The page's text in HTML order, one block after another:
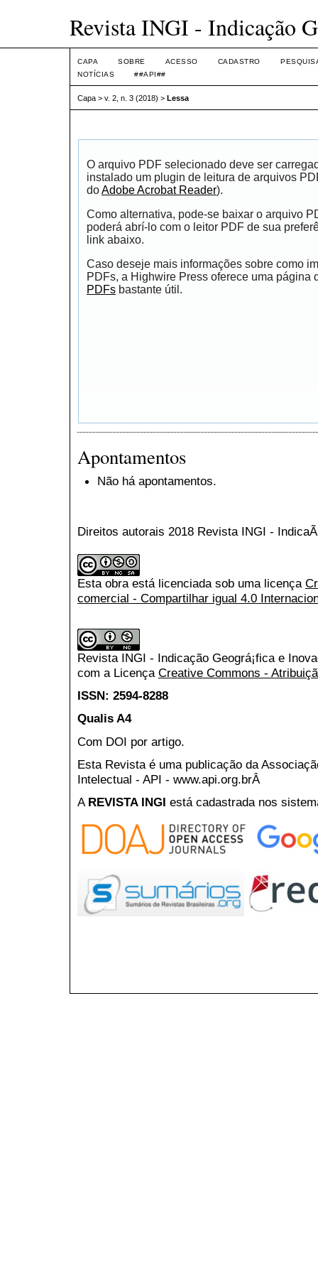
Revista INGI - Indicação
CAPA SOBRE ACESSO CADASTRO
NOTÍCIAS
##API##
Capa > v. 2, n. 3 (2018) > Lessa
O arquivo PDF selecionado deve ser
instalado um plugin de leitura de arquivos
doAdobe Acrobat Reader).
Como alternativa, pode-se baixar o arquivo
poderá abrí-lo com o leitor PDF de sua
link abaixo.
Caso deseje mais informações sobre como
PDFs, a Highwire Press oferece uma página
PDFs bastante útil.
Apontamentos
Não há apontamentos.
Direitos autorais 2018 Revista INGI -
Esta obra está licenciada sob uma licença
comercial - Compartilhar igual 4.0
Revista INGI - Indicação Geográ¡fica e
com a Licença Creative Commons -
ISSN: 2594-8288
Qualis A4
Com DOI por artigo.
Esta Revista é uma publicação da
Intelectual - API - www.api.org.brÂ
A REVISTA INGI está cadastrada nos